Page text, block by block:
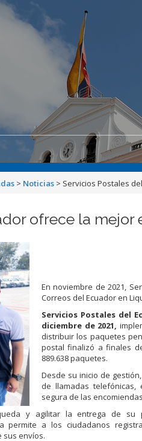
> Noticias > Servicios Postales
ofrece la
En noviembre de 2021,
Correos del Ecuador en
Servicios Postales del
diciembre de 2021,
distribuir los paquetes
postal finalizó a finales
889.638 paquetes.
Desde su inicio de
de llamadas telefónicas,
segura de las
y agilitar la entrega de su
permite a los ciudadanos
sus envíos.